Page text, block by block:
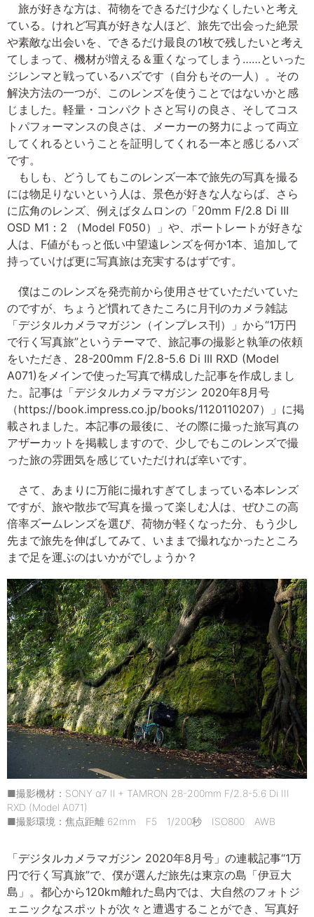
旅が好きな方は、荷物をできるだけ少なくしたいと考え
ている。けれど写真が好きな人ほど、旅先で出会った絶景
や素敵な出会いを、できるだけ最良の1枚で残したいと考え
てしまって、機材が増える＆重くなってしまう……といった
ジレンマと戦っているハズです（自分もその一人）。その
解決方法の一つが、このレンズを使うことではないかと感
じました。軽量・コンパクトさと写りの良さ、そしてコス
トパフォーマンスの良さは、メーカーの努力によって両立
してくれるということを証明してくれる一本と感じるハズ
です。
もしも、どうしてもこのレンズ一本で旅先の写真を撮る
には物足りないという人は、景色が好きな人ならば、さら
に広角のレンズ、例えばタムロンの「20mm F/2.8 Di III
OSD M1：2 （Model F050）」や、ポートレートが好きな
人は、F値がもっと低い中望遠レンズを何か1本、追加して
持っていけば更に写真旅は充実するはずです。
僕はこのレンズを発売前から使用させていただいていた
のですが、ちょうど慣れてきたころに月刊のカメラ雑誌
「デジタルカメラマガジン（インプレス刊）」から“1万円
で行く写真旅”というテーマで、旅記事の撮影と執筆の依頼
をいただき、28-200mm F/2.8-5.6 Di III RXD (Model
A071)をメインで使った写真で構成した記事を作成しまし
た。記事は「デジタルカメラマガジン 2020年8月号
（https://book.impress.co.jp/books/1120110207）」に掲
載されました。本記事の最後に、その際に撮った旅写真の
アザーカットを掲載しますので、少しでもこのレンズで撮
った旅の雰囲気を感じていただければ幸いです。
さて、あまりに万能に撮れすぎてしまっている本レンズ
ですが、旅や散歩で写真を撮って楽しむ人は、ぜひこの高
倍率ズームレンズを選び、荷物が軽くなった分、もう少し
先まで旅先を伸ばしてみて、いままで撮れなかったところ
まで足を運ぶのはいかがでしょうか？
■撮影機材：SONY α7 Ⅱ + TAMRON 28-200mm F/2.8-5.6 Di III
RXD (Model A071)
■撮影環境：焦点距離 62mm F5 1/200秒 ISO800 AWB
「デジタルカメラマガジン 2020年8月号」の連載記事“1万
円で行く写真旅”で、僕が選んだ旅先は東京の島「伊豆大
島」。都心から120km離れた島内では、大自然のフォトジ
ェニックなスポットが次々と遭遇することができ、写真好